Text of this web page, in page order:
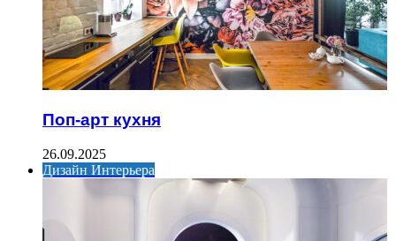
Поп-арт кухня
26.09.2025
Дизайн Интерьера